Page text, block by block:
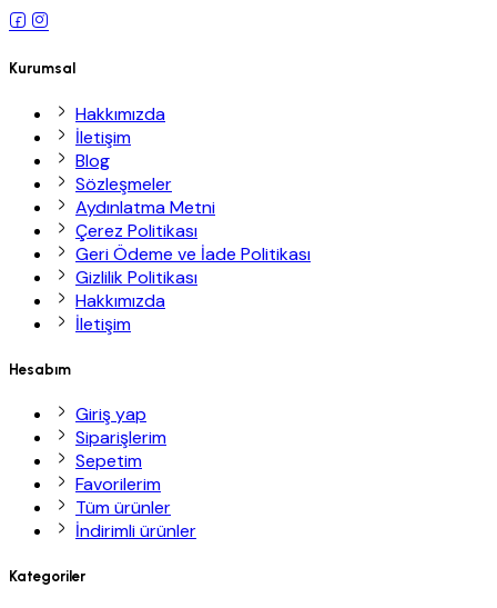
Kurumsal
Hakkımızda
İletişim
Blog
Sözleşmeler
Aydınlatma Metni
Çerez Politikası
Geri Ödeme ve İade Politikası
Gizlilik Politikası
Hakkımızda
İletişim
Hesabım
Giriş yap
Siparişlerim
Sepetim
Favorilerim
Tüm ürünler
İndirimli ürünler
Kategoriler